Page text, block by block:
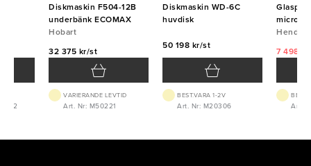
Diskmaskin F504-12B
underbänk ECOMAX
Hobart
32 375 kr/st
VARIERANDE LEVTID
Art. Nr: M50221
Diskmaskin WD-6C
huvdisk
50 198 kr/st
BEST.VARA 1-2V
Art. Nr: M20306
HENDI
Hendi
7 498
Art.